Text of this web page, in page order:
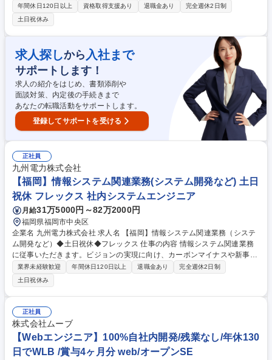
Ｘ・ＩＴ推進課業務内容】 ・新規システム導入推進・現場ニーズ確認、新
規システム情報収集、社内レビュー資料作成、セキュリティ及び要件の確
認、親会社情報システム部門への対応窓口・社内ＩＴリテラシー向上・事
務局として社内のＤＸ勉強会支援、業務改善支援・社内情報セキュリティ
管理 （情報セキュリティ活動事務局他）・社内情報システム問い合わせ対
応 募集職種 【大阪/門真】情報システム/パナソニックグループ/年休127
日/
年間休日120日以上 資格取得支援あり 退職金あり
完全週休2日制
土日祝休み
求人探しから 入社まで
サポートします！
求人の紹介をはじめ、書類添削や
面談対策、内定後の手続きまで
あなたの転職活動をサポートします。
登録してサポートを受ける
正社員
九州電力株式会社
【福岡】情報システム関連業務(システム開発など) 土日
祝休 フレックス 社内システムエンジニア
月給31万5000円～82万2000円
福岡県福岡市中央区
企業名 九州電力株式会社 求人名 【福岡】情報システム関連業務（システ
ム開発など）◆土日祝休◆フレックス 仕事の内容 情報システム関連業務
に従事いただきます。ビジョンの実現に向け、カーボンマイナスや新事業
への進出など、私たちと共に新たなフィールドへ挑戦していただける仲間
を歓迎します。 ・システム開発計画策定および企画 ・大規模システム開
発プロジェクトの推進 ・IT戦略、ガバナンスに関する業務 ■変更の範囲：
会社の定める業務 募集職種 【福岡】情報システム関連業務（システム開
発など）◆土日祝休◆フレックス
業界未経験歓迎 年間休日120日以上 退職金あり
完全週休2日制
土日祝休み
正社員
株式会社ムーブ
【Webエンジニア】100%自社内開発/残業なし/年休130
日でWLB /賞与4ヶ月分 web/オープンSE